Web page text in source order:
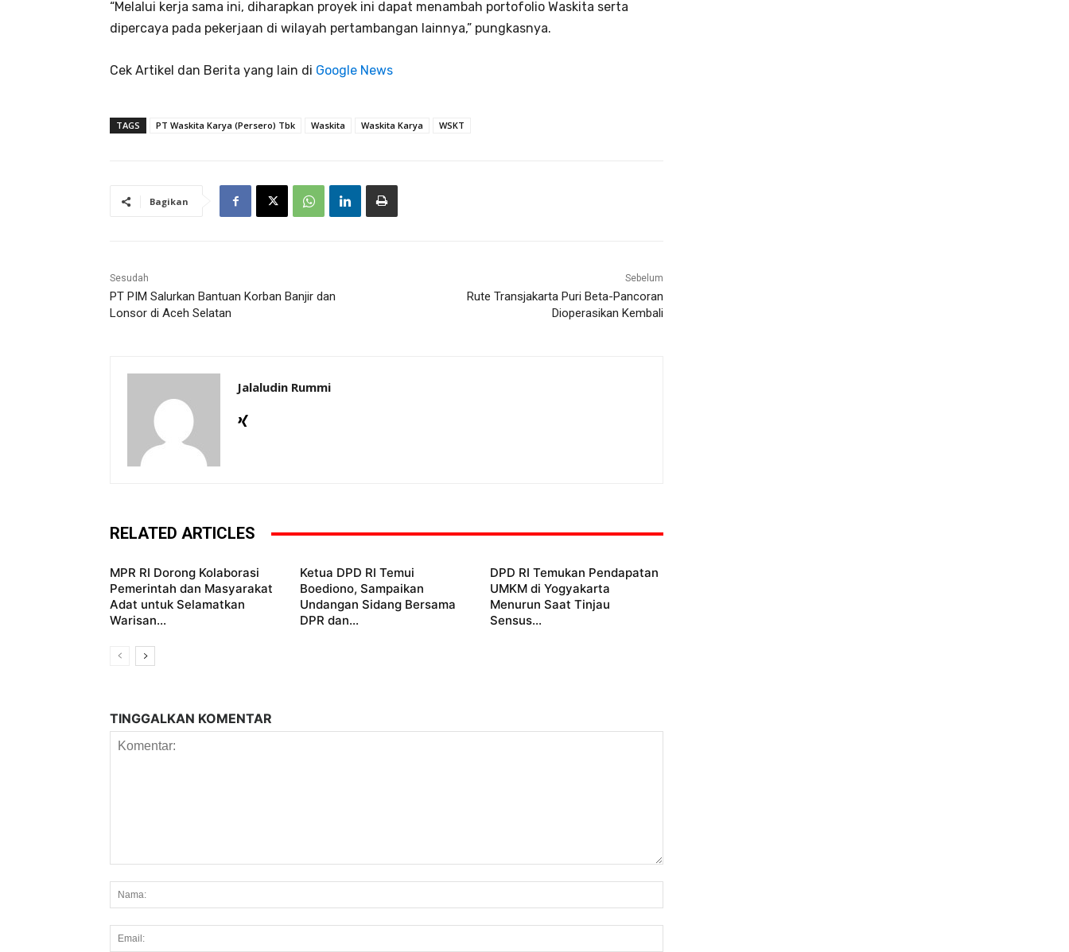
“Melalui kerja sama ini, diharapkan proyek ini dapat menambah portofolio Waskita serta
dipercaya pada pekerjaan di wilayah pertambangan lainnya,” pungkasnya.
Cek Artikel dan Berita yang lain di Google News
TAGS PT Waskita Karya (Persero) Tbk Waskita Waskita Karya WSKT
Bagikan
Sesudah
PT PIM Salurkan Bantuan Korban Banjir dan
Lonsor di Aceh Selatan
Sebelum
Rute Transjakarta Puri Beta-Pancoran
Dioperasikan Kembali
Jalaludin Rummi
RELATED ARTICLES
MPR RI Dorong Kolaborasi
Pemerintah dan Masyarakat
Adat untuk Selamatkan
Warisan...
Ketua DPD RI Temui
Boediono, Sampaikan
Undangan Sidang Bersama
DPR dan...
DPD RI Temukan Pendapatan
UMKM di Yogyakarta
Menurun Saat Tinjau
Sensus...
TINGGALKAN KOMENTAR